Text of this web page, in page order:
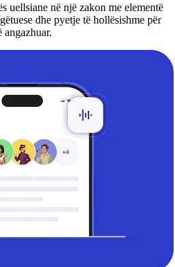
uellsiane në një zakon me elementë
dhe pyetje të hollësishme për
angazhuar.